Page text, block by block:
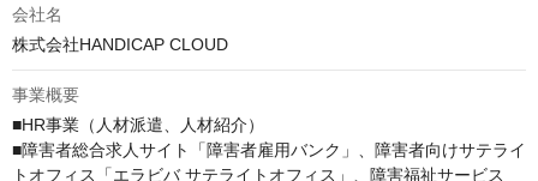
会社名
株式会社HANDICAP CLOUD
事業概要
■HR事業（人材派遣、人材紹介）
■障害者総合求人サイト「障害者雇用バンク」、障害者向けサテライ
トオフィス「エラビバ サテライトオフィス」、障害福祉サービス